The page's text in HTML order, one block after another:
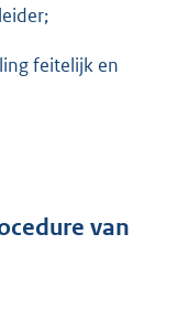
feitelijk en
van